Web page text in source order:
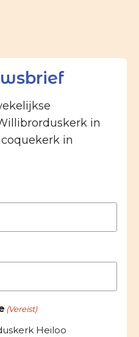
in
in
(Vereist)
Heiloo